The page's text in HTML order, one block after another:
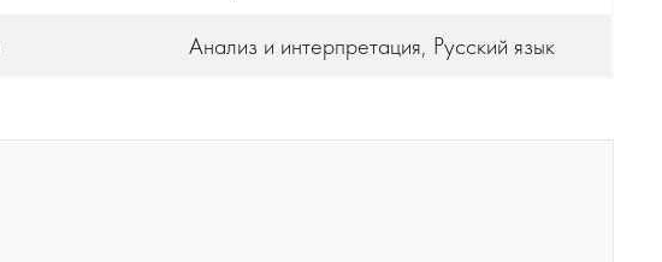
Анализ и интерпретация, Русский язык